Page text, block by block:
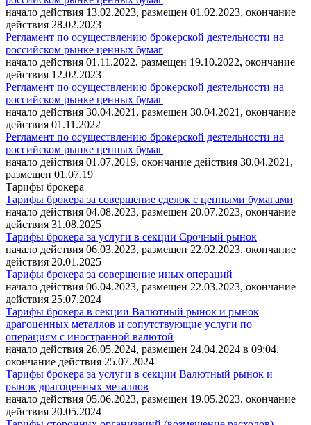
начало действия 13.02.2023, размещен 01.02.2023, окончание
действия 28.02.2023
Регламент по осуществлению брокерской деятельности на
российском рынке ценных бумаг
начало действия 01.11.2022, размещен 19.10.2022, окончание
действия 12.02.2023
Регламент по осуществлению брокерской деятельности на
российском рынке ценных бумаг
начало действия 30.04.2021, размещен 30.04.2021, окончание
действия 01.11.2022
Регламент по осуществлению брокерской деятельности на
российском рынке ценных бумаг
начало действия 01.07.2019, окончание действия 30.04.2021,
размещен 01.07.19
Тарифы брокера
Тарифы брокера за совершение сделок с ценными бумагами
начало действия 04.08.2023, размещен 20.07.2023, окончание
действия 31.08.2025
Тарифы брокера за услуги в секции Срочный рынок
начало действия 06.03.2023, размещен 22.02.2023, окончание
действия 20.01.2025
Тарифы брокера за совершение иных операций
начало действия 06.04.2023, размещен 22.03.2023, окончание
действия 25.07.2024
Тарифы брокера в секции Валютный рынок и рынок
драгоценных металлов и сопутствующие услуги по
операциям с иностранной валютой
начало действия 26.05.2024, размещен 24.04.2024 в 09:04,
окончание действия 25.07.2024
Тарифы брокера за услуги в секции Валютный рынок и
рынок драгоценных металлов
начало действия 05.06.2023, размещен 19.05.2023, окончание
действия 20.05.2024